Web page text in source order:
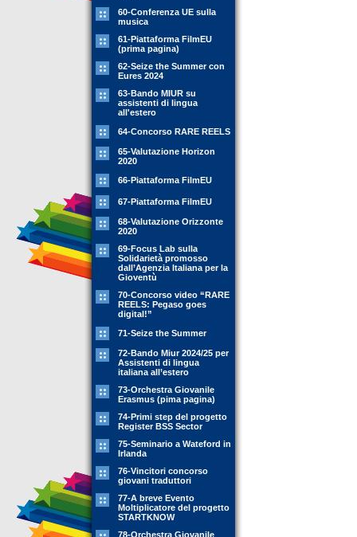
60-Conferenza UE sulla
musica
61-Piattaforma FilmEU
(prima pagina)
62-Seize the Summer con
Eures 2024
63-Bando MIUR su
assistenti di lingua
all'estero
64-Concorso RARE REELS
65-Valutazione Horizon
2020
66-Piattaforma FilmEU
67-Piattaforma FilmEU
68-Valutazione Orizzonte
2020
69-Focus Lab sulla
Solidarietà promosso
dall’Agenzia Italiana per la
Gioventù
70-Concorso video “RARE
REELS: Pegaso goes
digital!”
71-Seize the Summer
72-Bando Miur 2024/25 per
Assistenti di lingua
italiana all’estero
73-Orchestra Giovanile
Erasmus (pima pagina)
74-Primi step del progetto
Register BSS Sector
75-Seminario a Wateford in
Irlanda
76-Vincitori concorso
giovani traduttori
77-A breve Evento
Moltiplicatore del progetto
STARTKNOW
78-Orchestra Giovanile